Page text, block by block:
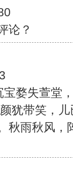
论？
宝婺失萱堂
犹带笑，
秋雨秋风